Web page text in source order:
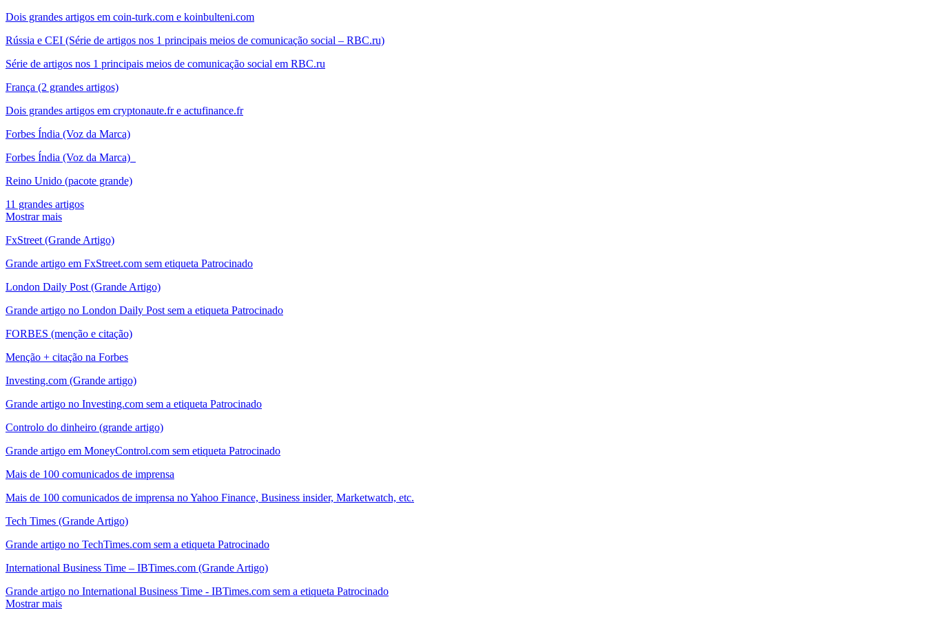
Dois grandes artigos em coin-turk.com e koinbulteni.com
Rússia e CEI (Série de artigos nos 1 principais meios de comunicação social – RBC.ru)
Série de artigos nos 1 principais meios de comunicação social em RBC.ru
França (2 grandes artigos)
Dois grandes artigos em cryptonaute.fr e actufinance.fr
Forbes Índia (Voz da Marca)
Forbes Índia (Voz da Marca)
Reino Unido (pacote grande)
11 grandes artigos
Mostrar mais
FxStreet (Grande Artigo)
Grande artigo em FxStreet.com sem etiqueta Patrocinado
London Daily Post (Grande Artigo)
Grande artigo no London Daily Post sem a etiqueta Patrocinado
FORBES (menção e citação)
Menção + citação na Forbes
Investing.com (Grande artigo)
Grande artigo no Investing.com sem a etiqueta Patrocinado
Controlo do dinheiro (grande artigo)
Grande artigo em MoneyControl.com sem etiqueta Patrocinado
Mais de 100 comunicados de imprensa
Mais de 100 comunicados de imprensa no Yahoo Finance, Business insider, Marketwatch, etc.
Tech Times (Grande Artigo)
Grande artigo no TechTimes.com sem a etiqueta Patrocinado
International Business Time – IBTimes.com (Grande Artigo)
Grande artigo no International Business Time - IBTimes.com sem a etiqueta Patrocinado
Mostrar mais